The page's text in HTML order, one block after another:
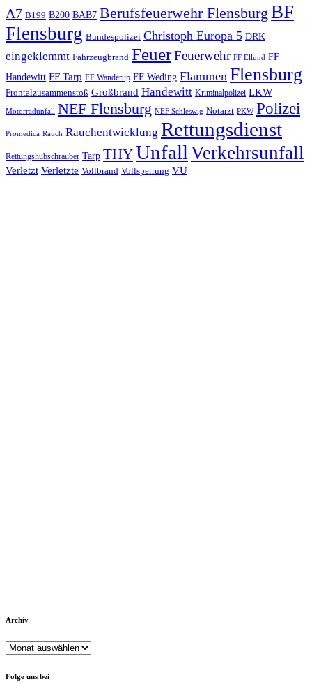
A7 B199 B200 BAB7 Berufsfeuerwehr Flensburg BF
Flensburg Bundespolizei Christoph Europa 5 DRK
eingeklemmt Fahrzeugbrand FeuerFeuerwehr FF Ellund FF
Handewitt FF Tarp FF Wanderup FF Weding Flammen Flensburg
Frontalzusammenstoß Großbrand Handewitt Kriminalpolizei LKW
Motorradunfall NEF Flensburg NEF Schleswig Notarzt PKW Polizei
Promedica Rauch Rauchentwicklung Rettungsdienst
Rettungshubschrauber Tarp THYUnfall Verkehrsunfall
Verletzt Verletzte Vollbrand Vollsperrung VU
Archiv
Archiv
Folge uns bei